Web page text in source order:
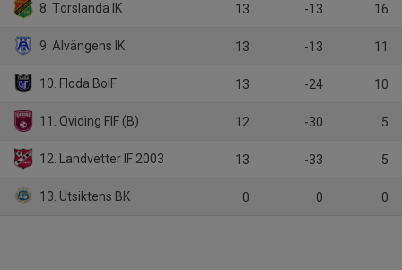
8. Torslanda IK 13 -13 16
9. Älvängens IK 13 -13 11
10. Floda BoIF 13 -24 10
11. Qviding FIF (B) 12 -30 5
12. Landvetter IF 2003 13 -33 5
13. Utsiktens BK 0 0 0